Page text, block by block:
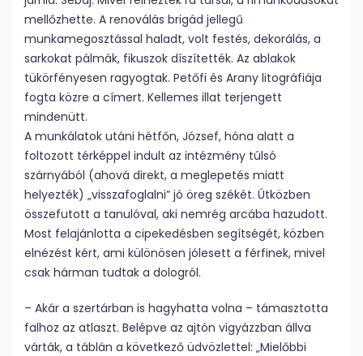
mellőzhette. A renoválás brigád jellegű
munkamegosztással haladt, volt festés, dekorálás, a
sarkokat pálmák, fikuszok díszítették. Az ablakok
tükörfényesen ragyogtak. Petőfi és Arany litográfiája
fogta közre a címert. Kellemes illat terjengett
mindenütt.
A munkálatok utáni hétfőn, József, hóna alatt a
foltozott térképpel indult az intézmény túlsó
szárnyából (ahová direkt, a meglepetés miatt
helyezték) „visszafoglalni” jó öreg székét. Útközben
összefutott a tanulóval, aki nemrég arcába hazudott.
Most felajánlotta a cipekedésben segítségét, közben
elnézést kért, ami különösen jólesett a férfinek, mivel
csak hárman tudtak a dologról.
– Akár a szertárban is hagyhatta volna – támasztotta
falhoz az atlaszt. Belépve az ajtón vigyázzban állva
várták, a táblán a következő üdvözlettel: „Mielőbbi